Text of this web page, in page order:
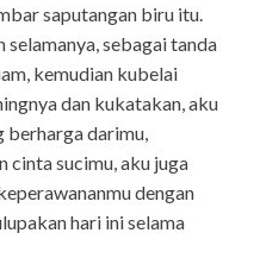
saputangan biru itu.
selamanya, sebagai tanda
kemudian kubelai
dan kukatakan, aku
berharga darimu,
cinta sucimu, aku juga
dengan
hari ini selama